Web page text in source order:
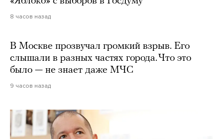
8 часов назад
В Москве прозвучал громкий взрыв. Его
слышали в разных частях города. Что это
было — не знает даже МЧС
9 часов назад